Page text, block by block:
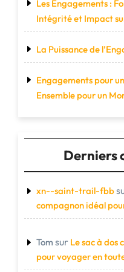
Les Engagements :
Intégrité et Impact
La Puissance de
Engagements pour
Ensemble pour un
Derniers
xn--saint-trail-fbb
compagnon idéal
Tom sur Le sac à dos
pour voyager en